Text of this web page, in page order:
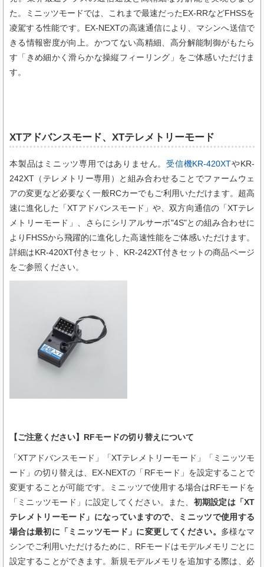
た。ミニッツモードでは、これまで最速だったEX-RRなどFHSSを
凌駕する性能です。EX-NEXTの高速通信により、マシンへ送信で
きる情報密度が向上。かつてない高精細、高分解能制御がもたら
す「きめ細かく滑らかな操縦フィーリング」をご体感いただけま
す。
XTアドバンスモード、XTテレメトリーモード
本製品はミニッツ専用ではありません。受信機KR-420XTやKR-
242XT（テレメトリー専用）と組み合わせることでファームウェ
アの変更など必要なく一般RCカーでもご利用いただけます。超高
速に進化した「XTアドバンスモード」や、双方向通信の「XTテレ
メトリーモード」、さらにシリアルサーボ"4S"との組み合わせに
よりFHSSから飛躍的に進化した高速性能をご体感いただけます。
詳細はKR-420XT付きセット、KR-242XT付きセットの商品ページ
をご参照ください。
【ご注意ください】RFモードの切り替えについて
「XTアドバンスモード」「XTテレメトリーモード」「ミニッツモ
ード」の切り替えは、EX-NEXTの「RFモード」を設定することで
変更することが可能です。ミニッツで使用する場合はRFモードを
「ミニッツモード」に設定してください。また、 初期設定は「XT
テレメトリーモード」になっていますので、ミニッツで使用する
場合は最初に「ミニッツモード」に変更してください。 多様なマ
シンでご利用いただけるために、RFモードはモデルメモリごとに
設定することができます。新規モデルメモリを追加する際は、必